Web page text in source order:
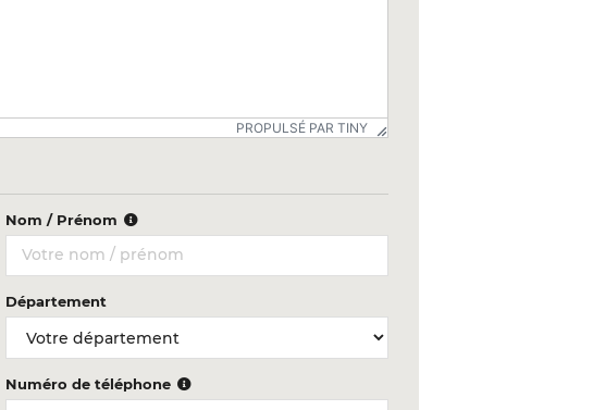
PROPULSÉ PAR TINY
Nom / Prénom
Département
Numéro de téléphone